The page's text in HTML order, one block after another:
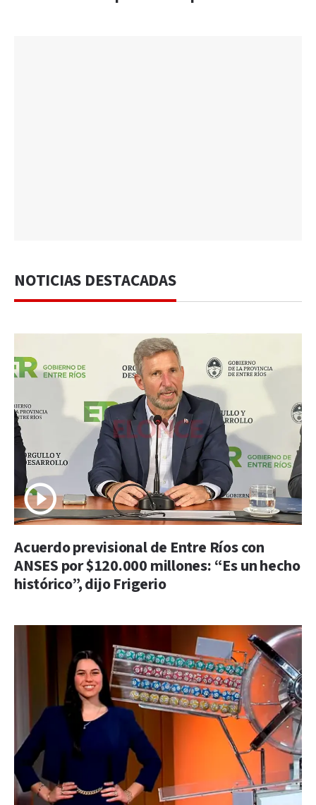
NOTICIAS DESTACADAS
Acuerdo previsional de Entre Ríos con
ANSES por $120.000 millones: “Es un hecho
histórico”, dijo Frigerio